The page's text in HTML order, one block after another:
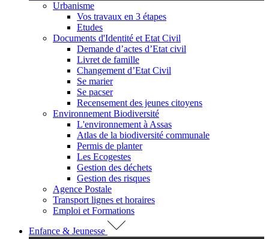
Urbanisme
Vos travaux en 3 étapes
Etudes
Documents d'Identité et Etat Civil
Demande d’actes d’Etat civil
Livret de famille
Changement d’Etat Civil
Se marier
Se pacser
Recensement des jeunes citoyens
Environnement Biodiversité
L'environnement à Assas
Atlas de la biodiversité communale
Permis de planter
Les Ecogestes
Gestion des déchets
Gestion des risques
Agence Postale
Transport lignes et horaires
Emploi et Formations
Enfance & Jeunesse